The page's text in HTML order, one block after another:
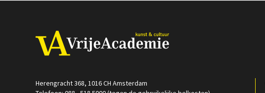
Herengracht 368, 1016 CH Amsterdam